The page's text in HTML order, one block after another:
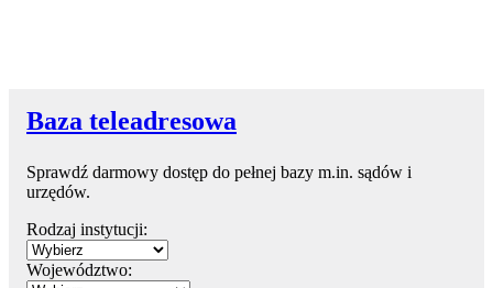
Baza teleadresowa
Sprawdź darmowy dostęp do pełnej bazy m.in. sądów i
urzędów.
Rodzaj instytucji:
Województwo: